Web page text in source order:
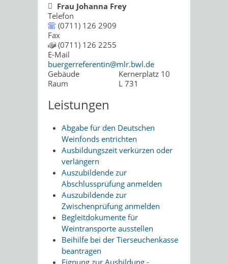
Frau Johanna Frey
Telefon
(0711) 126 2909
Fax
(0711) 126 2255
E-Mail
buergerreferentin@mlr.bwl.de
Gebäude
Kernerplatz 10
Raum
L 731
Leistungen
Abgabe für den Deutschen
Weinfonds entrichten
Ausbildungszeit verkürzen oder
verlängern
Auszubildende zur
Abschlussprüfung anmelden
Auszubildende zur
Zwischenprüfung anmelden
Begleitdokumente für
Weintransporte ausstellen
Beihilfe bei der Tierseuchenkasse
beantragen